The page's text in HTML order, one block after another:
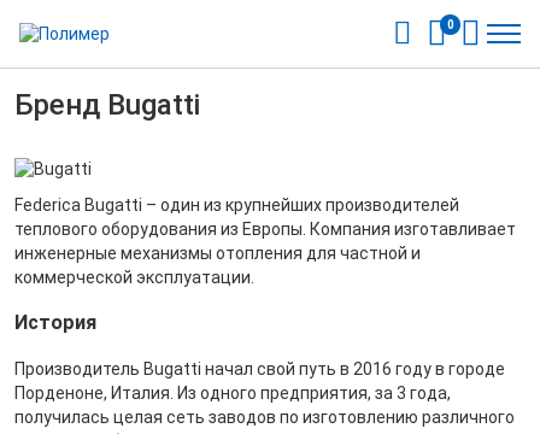
0
Бренд Bugatti
Federica Bugatti – один из крупнейших производителей
теплового оборудования из Европы. Компания изготавливает
инженерные механизмы отопления для частной и
коммерческой эксплуатации.
История
Производитель Bugatti начал свой путь в 2016 году в городе
Порденоне, Италия. Из одного предприятия, за 3 года,
получилась целая сеть заводов по изготовлению различного